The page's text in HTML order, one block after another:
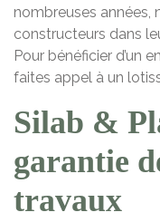
nombreuses années,
constructeurs dans
Pour bénéficier d’un
faites appel à un
Silab &
garantie
travaux